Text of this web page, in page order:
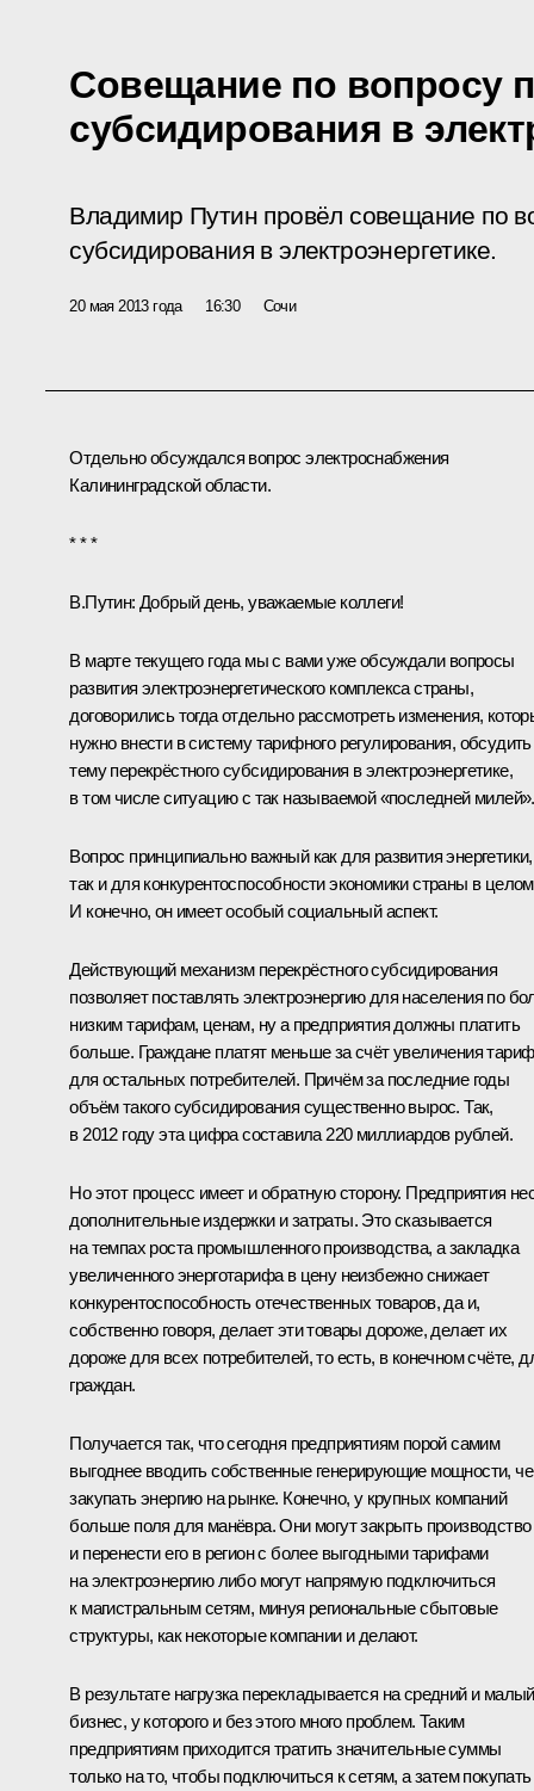
Совещание по вопросу
субсидирования в
Владимир Путин провёл совещание по
субсидирования в электроэнергетике.
20 мая 2013 года 16:30 Сочи
Отдельно обсуждался вопрос электроснабжения
Калининградской области.
* * *
В.Путин: Добрый день, уважаемые коллеги!
В марте текущего года мы с вами уже обсуждали вопросы
развития электроэнергетического комплекса страны,
договорились тогда отдельно рассмотреть изменения,
нужно внести в систему тарифного регулирования, обсудить
тему перекрёстного субсидирования в электроэнергетике,
в том числе ситуацию с так называемой «последней милей».
Вопрос принципиально важный как для развития энергетики,
так и для конкурентоспособности экономики страны в
И конечно, он имеет особый социальный аспект.
Действующий механизм перекрёстного субсидирования
позволяет поставлять электроэнергию для населения по
низким тарифам, ценам, ну а предприятия должны платить
больше. Граждане платят меньше за счёт увеличения
для остальных потребителей. Причём за последние годы
объём такого субсидирования существенно вырос. Так,
в 2012 году эта цифра составила 220 миллиардов рублей.
Но этот процесс имеет и обратную сторону. Предприятия
дополнительные издержки и затраты. Это сказывается
на темпах роста промышленного производства, а закладка
увеличенного энерготарифа в цену неизбежно снижает
конкурентоспособность отечественных товаров, да и,
собственно говоря, делает эти товары дороже, делает их
дороже для всех потребителей, то есть, в конечном счёте,
граждан.
Получается так, что сегодня предприятиям порой самим
выгоднее вводить собственные генерирующие мощности,
закупать энергию на рынке. Конечно, у крупных компаний
больше поля для манёвра. Они могут закрыть производство
и перенести его в регион с более выгодными тарифами
на электроэнергию либо могут напрямую подключиться
к магистральным сетям, минуя региональные сбытовые
структуры, как некоторые компании и делают.
В результате нагрузка перекладывается на средний и малый
бизнес, у которого и без этого много проблем. Таким
предприятиям приходится тратить значительные суммы
только на то, чтобы подключиться к сетям, а затем покупать